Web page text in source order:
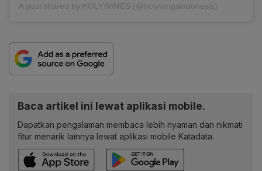
A post shared by HOLYWINGS (@holywingsindonesia)
Baca artikel ini lewat aplikasi mobile.
Dapatkan pengalaman membaca lebih nyaman dan nikmati
fitur menarik lainnya lewat aplikasi mobile Katadata.